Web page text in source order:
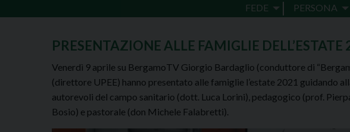
FEDE
PERSONA
PRESENTAZIONE ALLE FAMIGLIE DELL’ESTATE
Venerdì 9 aprile su BergamoTV Giorgio Bardaglio (conduttore di
(direttore UPEE) hanno presentato alle famiglie l’estate 2021 guidando
autorevoli del campo sanitario (dott. Luca Lorini), pedagogico (prof.
Bosio) e pastorale (don Michele Falabretti).